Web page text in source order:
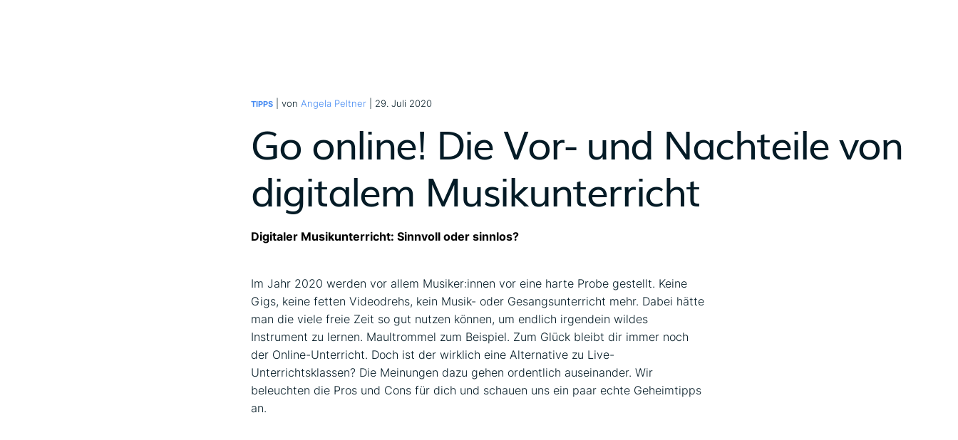
TIPPS | von Angela Peltner | 29. Juli 2020
Go online! Die Vor- und Nachteile von
digitalem Musikunterricht
Digitaler Musikunterricht: Sinnvoll oder sinnlos?
Im Jahr 2020 werden vor allem Musiker:innen vor eine harte Probe gestellt. Keine
Gigs, keine fetten Videodrehs, kein Musik- oder Gesangsunterricht mehr. Dabei hätte
man die viele freie Zeit so gut nutzen können, um endlich irgendein wildes
Instrument zu lernen. Maultrommel zum Beispiel. Zum Glück bleibt dir immer noch
der Online-Unterricht. Doch ist der wirklich eine Alternative zu Live-
Unterrichtsklassen? Die Meinungen dazu gehen ordentlich auseinander. Wir
beleuchten die Pros und Cons für dich und schauen uns ein paar echte Geheimtipps
an.